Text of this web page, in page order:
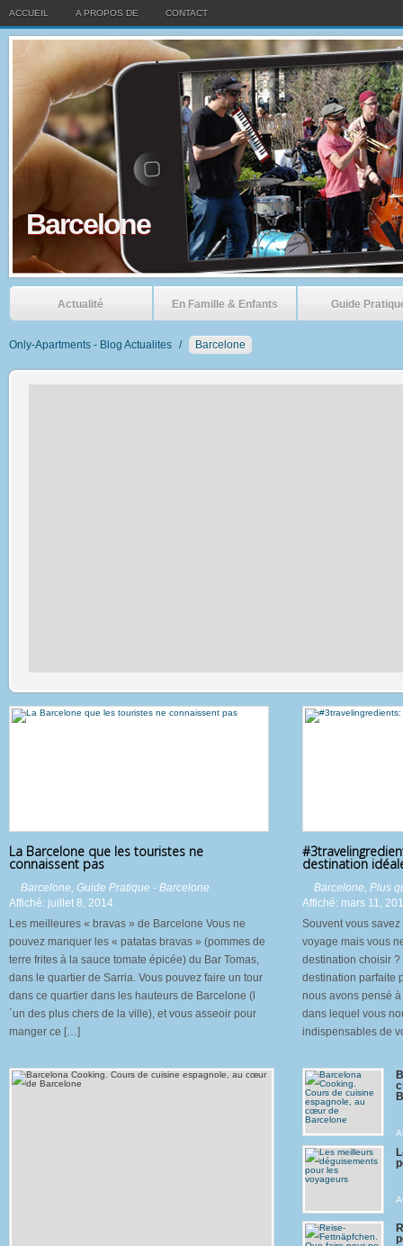
ACCUEIL A PROPOS DE CONTACT
Barcelone
Actualité En Famille & Enfants Guide
Only-Apartments - Blog Actualites / Barcelone
La Barcelone que les touristes ne
connaissent pas
Barcelone, Guide Pratique - Barcelone
Affiché: juillet 8, 2014
Les meilleures « bravas » de Barcelone Vous ne
pouvez manquer les « patatas bravas » (pommes de
terre frites à la sauce tomate épicée) du Bar Tomas,
dans le quartier de Sarria. Vous pouvez faire un tour
dans ce quartier dans les hauteurs de Barcelone (l
´un des plus chers de la ville), et vous asseoir pour
manger ce […]
destination
Barcelone, Plus
Affiché: mars 11,
Souvent vous
voyage mais vous
destination choisir
destination parfaite
nous avons pensé
dans lequel vous
indispensables de